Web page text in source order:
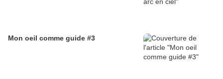
Mon oeil comme guide #3